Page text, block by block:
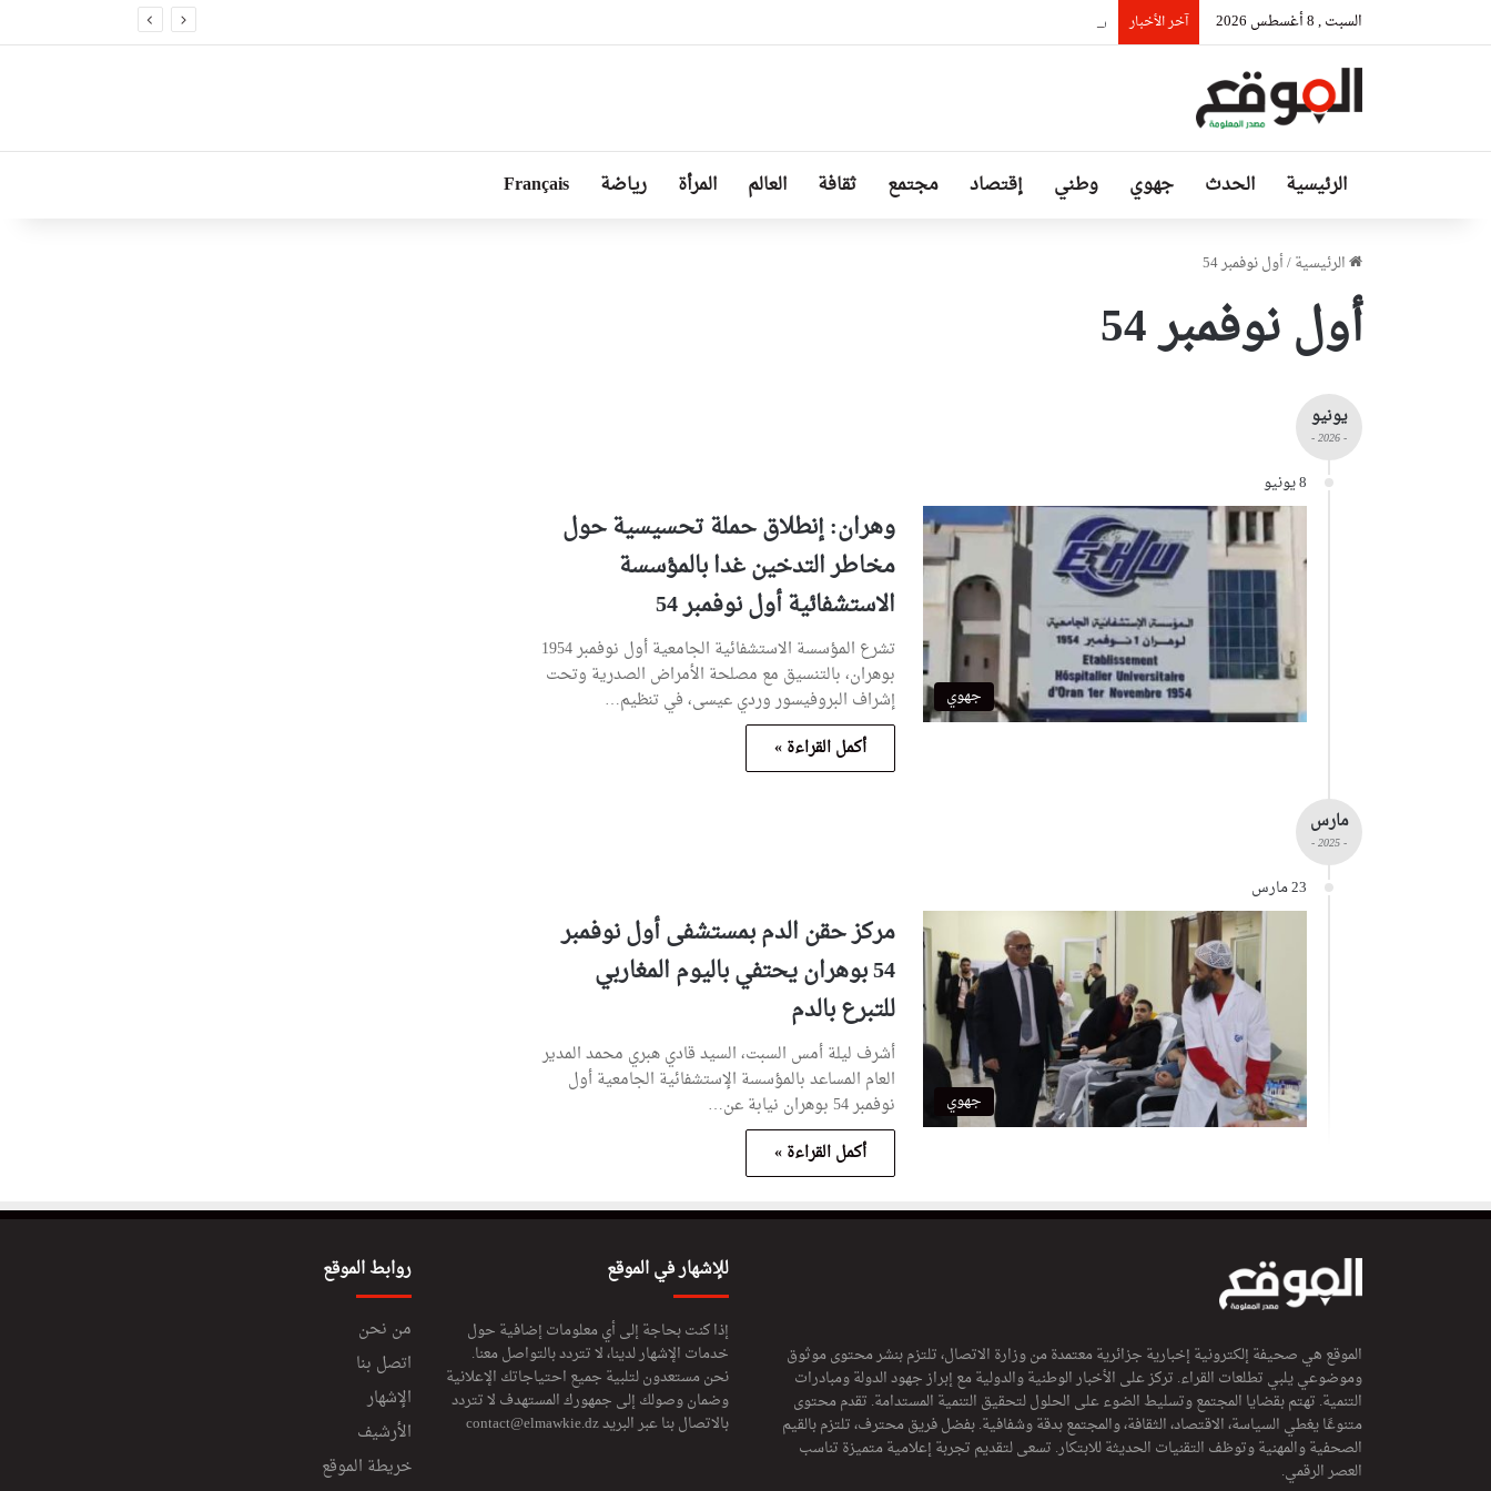
السبت , 8 أغسطس 2026 آخر الأخبار رئيس حكومة مالي: لا توجد أزمة مع الجزائر وهناك تقارب تام في وجهات النظر مع الرئيس تبون
الرئيسية الحدث جهوي وطني إقتصاد مجتمع ثقافة العالم المرأة رياضة Français
الرئيسية/أول نوفمبر 54
أول نوفمبر 54
يونيو
- 2026 -
8 يونيو
جهوي
وهران: إنطلاق حملة تحسيسية حول
مخاطر التدخين غدا بالمؤسسة
الاستشفائية أول نوفمبر 54
تشرع المؤسسة الاستشفائية الجامعية أول نوفمبر 1954
بوهران، بالتنسيق مع مصلحة الأمراض الصدرية وتحت
إشراف البروفيسور وردي عيسى، في تنظيم…
أكمل القراءة »
مارس
- 2025 -
23 مارس
جهوي
مركز حقن الدم بمستشفى أول نوفمبر
54 بوهران يحتفي باليوم المغاربي
للتبرع بالدم
أشرف ليلة أمس السبت، السيد قادي هبري محمد المدير
العام المساعد بالمؤسسة الإستشفائية الجامعية أول
نوفمبر 54 بوهران نيابة عن…
أكمل القراءة »
الموقع هي صحيفة إلكترونية إخبارية جزائرية معتمدة من وزارة الاتصال، تلتزم بنشر محتوى موثوق
وموضوعي يلبي تطلعات القراء. تركز على الأخبار الوطنية والدولية مع إبراز جهود الدولة ومبادرات
التنمية. تهتم بقضايا المجتمع وتسليط الضوء على الحلول لتحقيق التنمية المستدامة. تقدم محتوى
متنوعًا يغطي السياسة، الاقتصاد، الثقافة، والمجتمع بدقة وشفافية. بفضل فريق محترف، تلتزم بالقيم
الصحفية والمهنية وتوظف التقنيات الحديثة للابتكار. تسعى لتقديم تجربة إعلامية متميزة تناسب
العصر الرقمي.
للإشهار في الموقع
إذا كنت بحاجة إلى أي معلومات إضافية حول
خدمات الإشهار لدينا، لا تتردد بالتواصل معنا.
نحن مستعدون لتلبية جميع احتياجاتك الإعلانية
وضمان وصولك إلى جمهورك المستهدف لا تتردد
بالاتصال بنا عبر البريدcontact@elmawkie.dz
روابط الموقع
من نحن
اتصل بنا
الإشهار
الأرشيف
خريطة الموقع